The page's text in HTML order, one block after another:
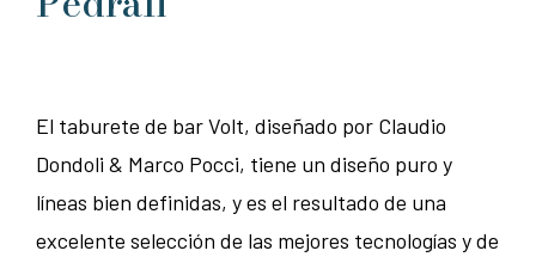
El taburete de bar Volt, diseñado por Claudio
Dondoli & Marco Pocci, tiene un diseño puro y
líneas bien definidas, y es el resultado de una
excelente selección de las mejores tecnologías y de